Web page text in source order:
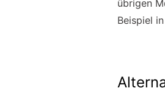
übrigen
Beispiel